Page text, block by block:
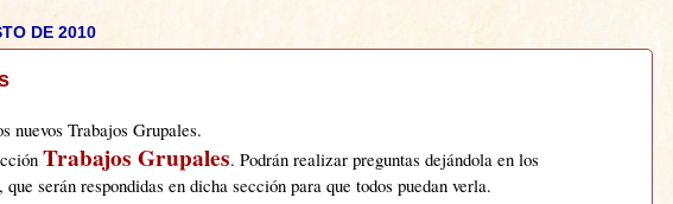
DE 2010
nuevos Trabajos Grupales.
Trabajos Grupales. Podrán realizar preguntas dejándola en los
serán respondidas en dicha sección para que todos puedan verla.